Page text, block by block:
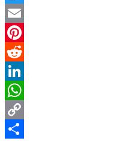
Twitter
Email
Pinterest
Reddit
LinkedIn
WhatsApp
Copy